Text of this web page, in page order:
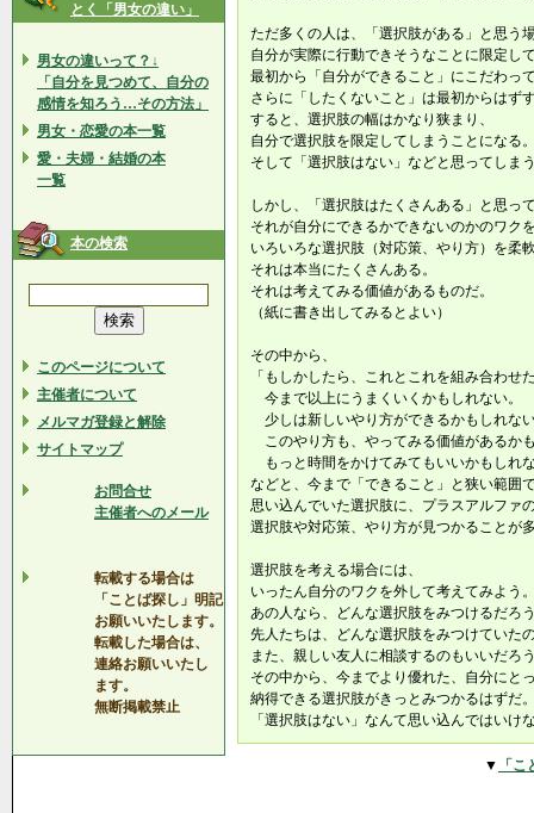
とく「男女の違い」
男女の違いって？↓
「自分を見つめて、自分の
感情を知ろう…その方法」
男女・恋愛の本一覧
愛・夫婦・結婚の本
一覧
本の検索
このページについて
主催者について
メルマガ登録と解除
サイトマップ
お問合せ
主催者へのメール
転載する場合は
「ことば探し」明記
お願いいたします。
転載した場合は、
連絡お願いいたし
ます。
無断掲載禁止
ただ多くの人は、「選択肢がある」と思う
自分が実際に行動できそうなことに限定し
最初から「自分ができること」にこだわっ
さらに「したくないこと」は最初からはず
すると、選択肢の幅はかなり狭まり、
自分で選択肢を限定してしまうことになる
そして「選択肢はない」などと思ってしま
しかし、「選択肢はたくさんある」と思っ
それが自分にできるかできないのかのワク
いろいろな選択肢（対応策、やり方）を柔
それは本当にたくさんある。
それは考えてみる価値があるものだ。
（紙に書き出してみるとよい）
その中から、
「もしかしたら、これとこれを組み合わせ
今まで以上にうまくいくかもしれない。
少しは新しいやり方ができるかもしれな
このやり方も、やってみる価値があるか
もっと時間をかけてみてもいいかもしれ
などと、今まで「できること」と狭い範囲
思い込んでいた選択肢に、プラスアルファ
選択肢や対応策、やり方が見つかることが
選択肢を考える場合には、
いったん自分のワクを外して考えてみよう
あの人なら、どんな選択肢をみつけるだろ
先人たちは、どんな選択肢をみつけていた
また、親しい友人に相談するのもいいだろ
その中から、今までより優れた、自分にと
納得できる選択肢がきっとみつかるはずだ
「選択肢はない」なんて思い込んではいけ
▼ 「